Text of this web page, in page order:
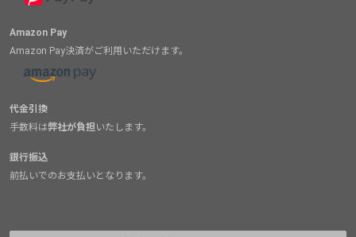
Amazon Pay
Amazon Pay決済がご利用いただけます。
代金引換
手数料は弊社が負担いたします。
銀行振込
前払いでのお支払いとなります。